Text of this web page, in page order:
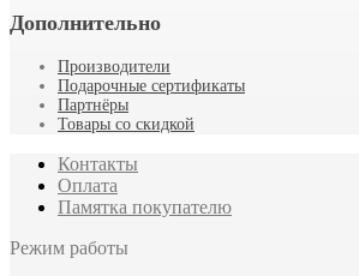
Дополнительно
Производители
Подарочные сертификаты
Партнёры
Товары со скидкой
Контакты
Оплата
Памятка покупателю
Режим работы